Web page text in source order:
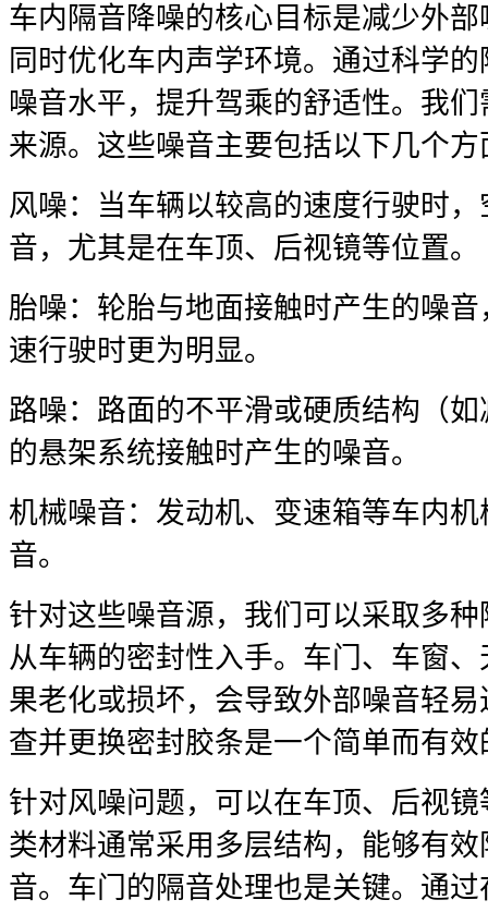
车内隔音降噪的核心目标是减少外
同时优化车内声学环境。通过科学
噪音水平，提升驾乘的舒适性。我
来源。这些噪音主要包括以下几个方
风噪：当车辆以较高的速度行驶时
音，尤其是在车顶、后视镜等位置。
胎噪：轮胎与地面接触时产生的噪
速行驶时更为明显。
路噪：路面的不平滑或硬质结构（
的悬架系统接触时产生的噪音。
机械噪音：发动机、变速箱等车内
音。
针对这些噪音源，我们可以采取多
从车辆的密封性入手。车门、车窗
果老化或损坏，会导致外部噪音轻
查并更换密封胶条是一个简单而有效
针对风噪问题，可以在车顶、后视
类材料通常采用多层结构，能够有
音。车门的隔音处理也是关键。通